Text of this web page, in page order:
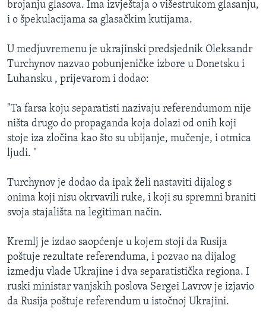
brojanju glasova. Ima izvještaja o višestrukom glasanju,
i o špekulacijama sa glasačkim kutijama.
U medjuvremenu je ukrajinski predsjednik Oleksandr
Turchynov nazvao pobunjeničke izbore u Donetsku i
Luhansku , prijevarom i dodao:
"Ta farsa koju separatisti nazivaju referendumom nije
ništa drugo do propaganda koja dolazi od onih koji
stoje iza zločina kao što su ubijanje, mučenje, i otmica
ljudi. "
Turchynov je dodao da ipak želi nastaviti dijalog s
onima koji nisu okrvavili ruke, i koji su spremni braniti
svoja stajališta na legitiman način.
Kremlj je izdao saopćenje u kojem stoji da Rusija
poštuje rezultate referenduma, i pozvao na dijalog
izmedju vlade Ukrajine i dva separatistička regiona. I
ruski ministar vanjskih poslova Sergei Lavrov je izjavio
da Rusija poštuje referendum u istočnoj Ukrajini.